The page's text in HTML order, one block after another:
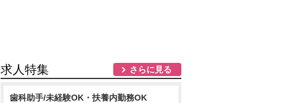
求人特集 さらに見る
歯科助手/未経験OK・扶養内勤務OK